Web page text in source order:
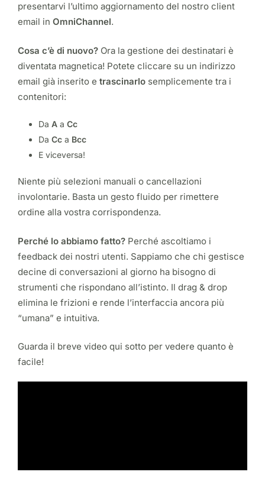
presentarvi l’ultimo aggiornamento del nostro client
email in OmniChannel.
Cosa c’è di nuovo? Ora la gestione dei destinatari è
diventata magnetica! Potete cliccare su un indirizzo
email già inserito e trascinarlo semplicemente tra i
contenitori:
Da A a Cc
Da Cc a Bcc
E viceversa!
Niente più selezioni manuali o cancellazioni
involontarie. Basta un gesto fluido per rimettere
ordine alla vostra corrispondenza.
Perché lo abbiamo fatto? Perché ascoltiamo i
feedback dei nostri utenti. Sappiamo che chi gestisce
decine di conversazioni al giorno ha bisogno di
strumenti che rispondano all’istinto. Il drag & drop
elimina le frizioni e rende l’interfaccia ancora più
“umana” e intuitiva.
Guarda il breve video qui sotto per vedere quanto è
facile!